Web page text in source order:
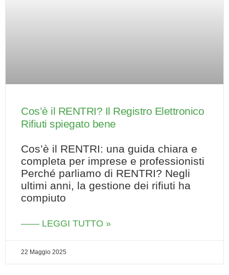
Cos’è il RENTRI? Il Registro Elettronico
Rifiuti spiegato bene
Cos’è il RENTRI: una guida chiara e
completa per imprese e professionisti
Perché parliamo di RENTRI? Negli
ultimi anni, la gestione dei rifiuti ha
compiuto
—— LEGGI TUTTO »
22 Maggio 2025